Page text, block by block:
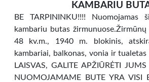
KAMBARIU
BE TARPININKU!!!!
kambariu butas
48 kv.m., 1940 m. blokinis,
kambariai, balkonas, vonia ir
LAISVAS, GALITE APŽIŪRĖTI
NUOMOJAMAME BUTE YRA VISI